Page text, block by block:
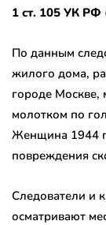
1 ст. 105 УК РФ
По данным
жилого дома,
городе
молотком по
Женщина 1944
повреждения
Следователи и
осматривают